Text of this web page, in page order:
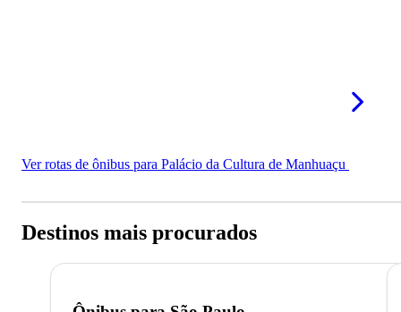
Ver rotas de ônibus para Palácio da Cultura de Manhuaçu
Destinos mais procurados